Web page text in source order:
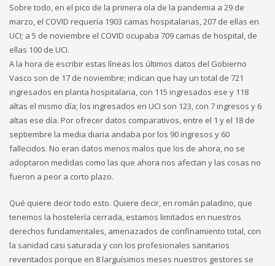
Sobre todo, en el pico de la primera ola de la pandemia a 29 de
marzo, el COVID requería 1903 camas hospitalarias, 207 de ellas en
UCI; a 5 de noviembre el COVID ocupaba 709 camas de hospital, de
ellas 100 de UCI.
A la hora de escribir estas líneas los últimos datos del Gobierno
Vasco son de 17 de noviembre; indican que hay un total de 721
ingresados en planta hospitalaria, con 115 ingresados ese y 118
altas el mismo día; los ingresados en UCI son 123, con 7 ingresos y 6
altas ese día. Por ofrecer datos comparativos, entre el 1 y el 18 de
septiembre la media diaria andaba por los 90 ingresos y 60
fallecidos. No eran datos menos malos que los de ahora, no se
adoptaron medidas como las que ahora nos afectan y las cosas no
fueron a peor a corto plazo.
Qué quiere decir todo esto. Quiere decir, en román paladino, que
tenemos la hostelería cerrada, estamos limitados en nuestros
derechos fundamentales, amenazados de confinamiento total, con
la sanidad casi saturada y con los profesionales sanitarios
reventados porque en 8 larguísimos meses nuestros gestores se